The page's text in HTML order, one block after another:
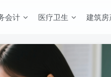
会计 医疗卫生 建筑房